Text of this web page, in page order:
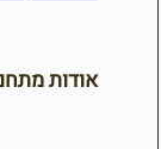
אודות